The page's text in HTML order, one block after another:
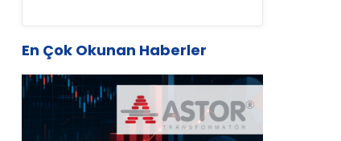
En Çok Okunan Haberler